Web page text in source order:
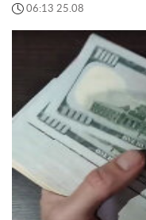
06:13 25.08